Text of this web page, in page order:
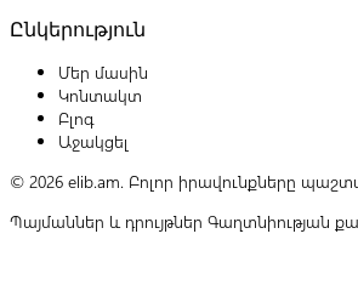
Ընկերություն
Մեր մասին
Կոնտակտ
Բլոգ
Աջակցել
© 2026 elib.am. Բոլոր իրավունքները
Պայմաններ և դրույթներ Գաղտնիության